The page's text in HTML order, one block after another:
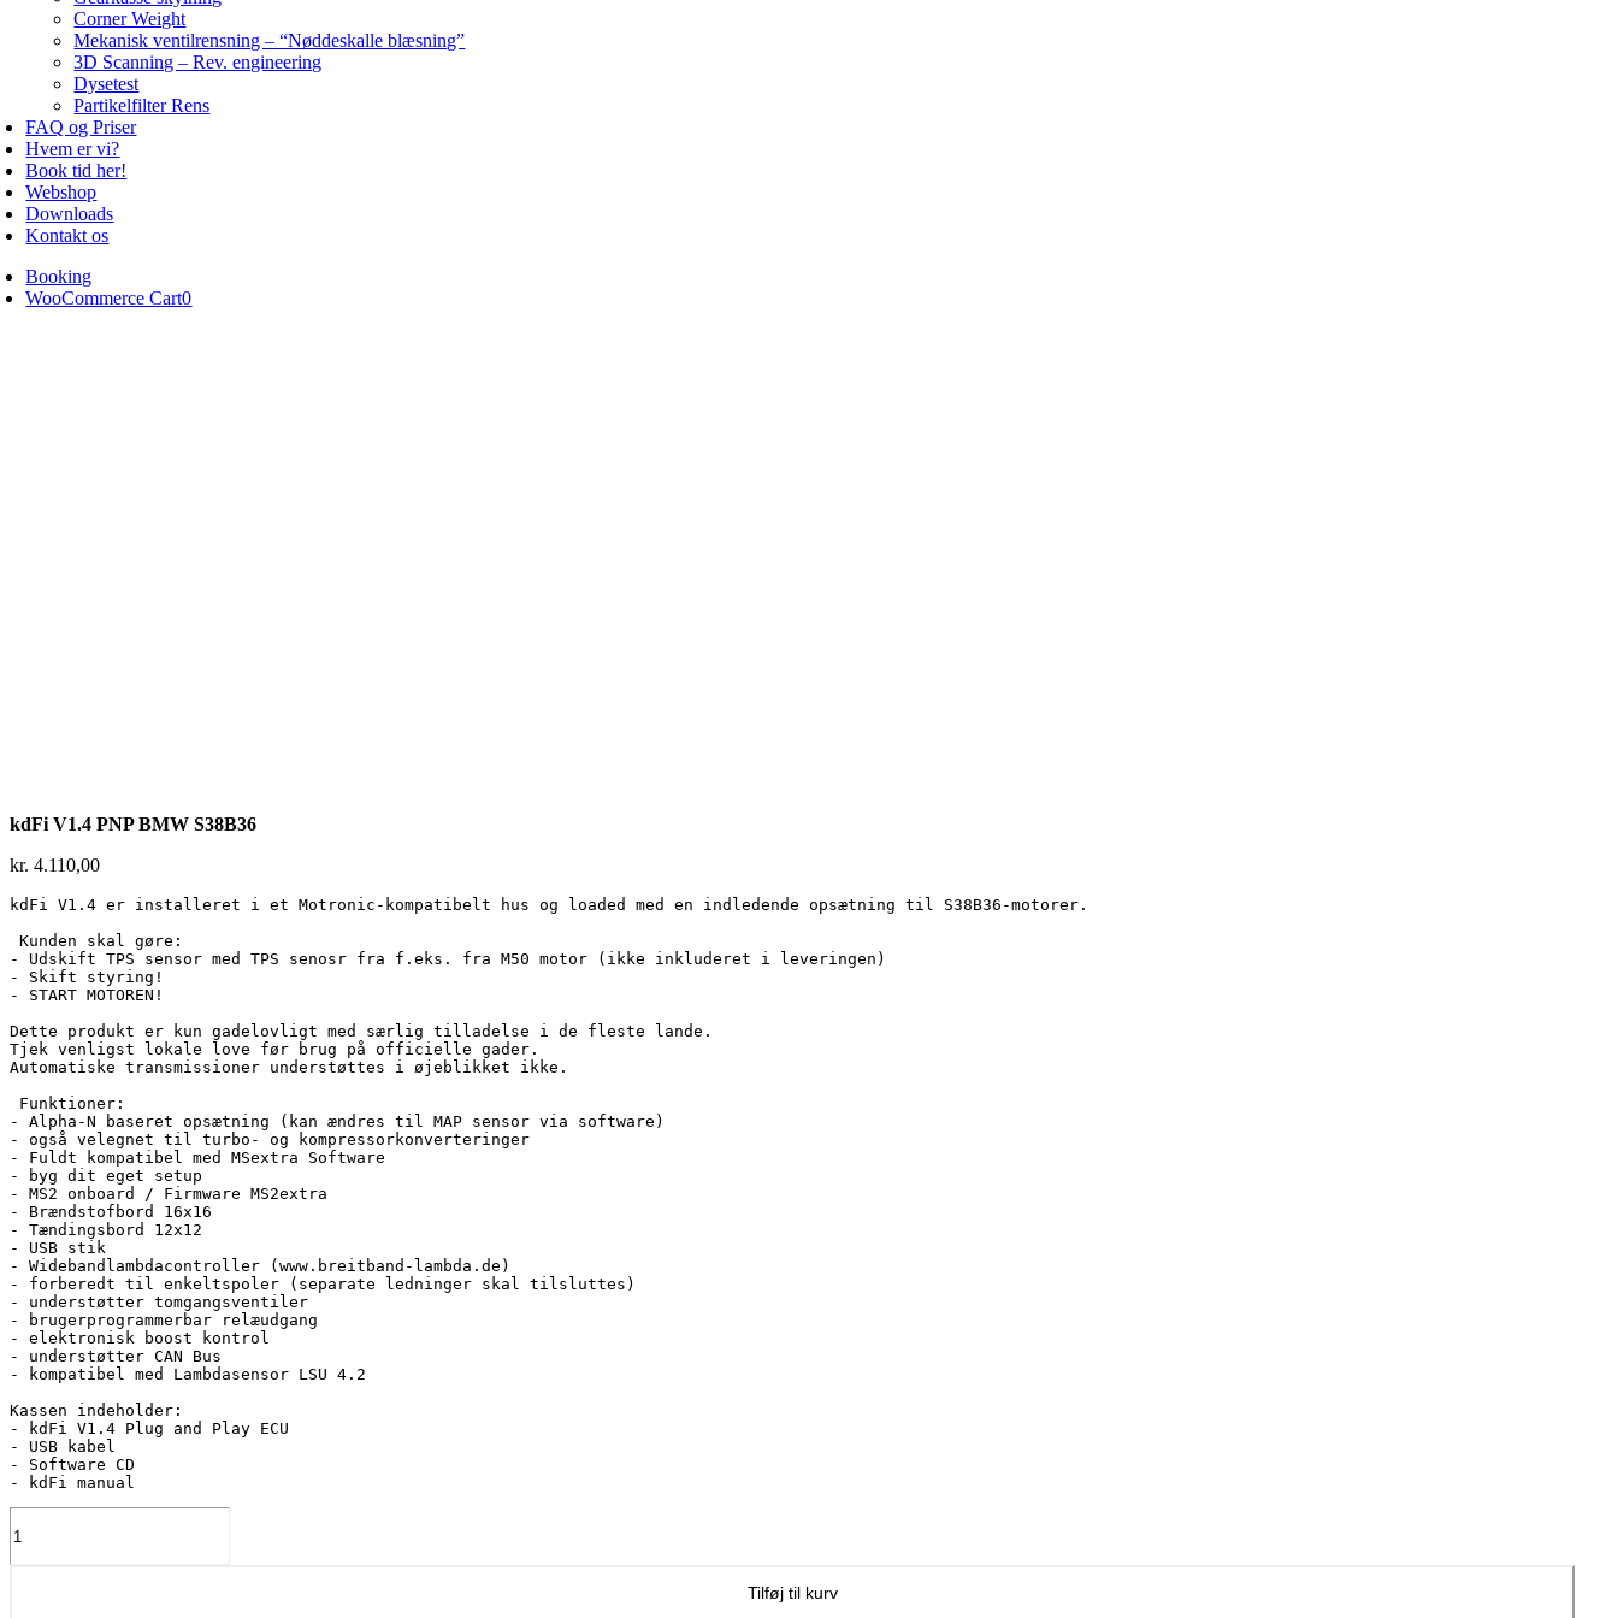
Corner Weight
Mekanisk ventilrensning – “Nøddeskalle blæsning”
3D Scanning – Rev. engineering
Dysetest
Partikelfilter Rens
FAQ og Priser
Hvem er vi?
Book tid her!
Webshop
Downloads
Kontakt os
Booking
WooCommerce Cart0
kdFi V1.4 PNP BMW S38B36
kr. 4.110,00
kdFi V1.4 er installeret i et Motronic-kompatibelt hus og loaded med en indledende opsætning til S38B36-motorer.
Kunden skal gøre:
- Udskift TPS sensor med TPS senosr fra f.eks. fra M50 motor (ikke inkluderet i leveringen)
- Skift styring!
- START MOTOREN!
Dette produkt er kun gadelovligt med særlig tilladelse i de fleste lande.
Tjek venligst lokale love før brug på officielle gader.
Automatiske transmissioner understøttes i øjeblikket ikke.
Funktioner:
- Alpha-N baseret opsætning (kan ændres til MAP sensor via software)
- også velegnet til turbo- og kompressorkonverteringer
- Fuldt kompatibel med MSextra Software
- byg dit eget setup
- MS2 onboard / Firmware MS2extra
- Brændstofbord 16x16
- Tændingsbord 12x12
- USB stik
- Widebandlambdacontroller (www.breitband-lambda.de)
- forberedt til enkeltspoler (separate ledninger skal tilsluttes)
- understøtter tomgangsventiler
- brugerprogrammerbar relæudgang
- elektronisk boost kontrol
- understøtter CAN Bus
- kompatibel med Lambdasensor LSU 4.2
Kassen indeholder:
- kdFi V1.4 Plug and Play ECU
- USB kabel
- Software CD
- kdFi manual
V1.4
PNP
Tilføj til kurv